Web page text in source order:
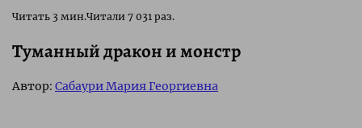
7 031 раз.
Туманный дракон и монстр
Автор: Сабаури Мария Георгиевна